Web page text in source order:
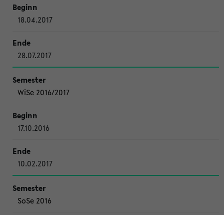
18.04.2017
28.07.2017
WiSe 2016/2017
17.10.2016
10.02.2017
SoSe 2016